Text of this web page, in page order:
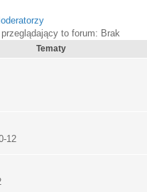
to forum: Brak
Tematy
12